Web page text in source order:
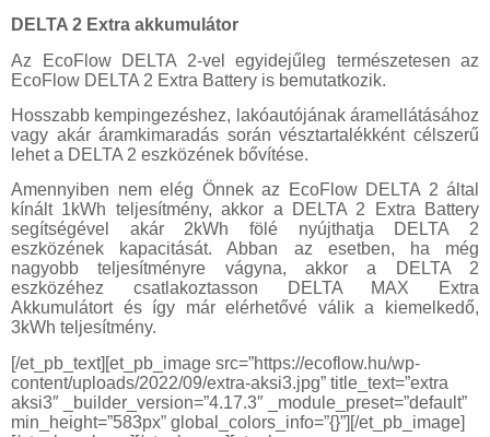
DELTA 2 Extra akkumulátor
Az EcoFlow DELTA 2-vel egyidejűleg természetesen az
EcoFlow DELTA 2 Extra Battery is bemutatkozik.
Hosszabb kempingezéshez, lakóautójának áramellátásához
vagy akár áramkimaradás során vésztartalékként célszerű
lehet a DELTA 2 eszközének bővítése.
Amennyiben nem elég Önnek az EcoFlow DELTA 2 által
kínált 1kWh teljesítmény, akkor a DELTA 2 Extra Battery
segítségével akár 2kWh fölé nyújthatja DELTA 2
eszközének kapacitását. Abban az esetben, ha még
nagyobb teljesítményre vágyna, akkor a DELTA 2
eszközéhez csatlakoztasson DELTA MAX Extra
Akkumulátort és így már elérhetővé válik a kiemelkedő,
3kWh teljesítmény.
[/et_pb_text][et_pb_image src=”https://ecoflow.hu/wp-
content/uploads/2022/09/extra-aksi3.jpg” title_text=”extra
aksi3″ _builder_version=”4.17.3″ _module_preset=”default”
min_height=”583px” global_colors_info=”{}”][/et_pb_image]